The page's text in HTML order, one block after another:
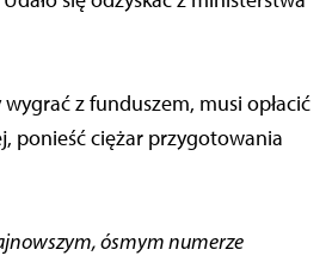
z funduszem, musi opłacić
ponieść ciężar przygotowania
ósmym numerze